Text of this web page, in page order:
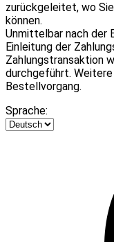
zurückgeleitet, wo
können.
Unmittelbar nach der
Einleitung der
Zahlungstransaktion
durchgeführt.
Bestellvorgang.
Sprache: